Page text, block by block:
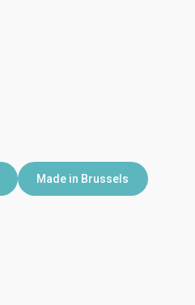
Made in Brussels